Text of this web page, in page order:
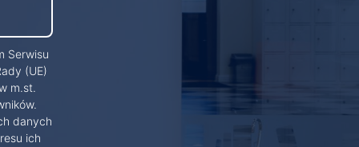
Serwisu
(UE)
m.st.
danych
ich